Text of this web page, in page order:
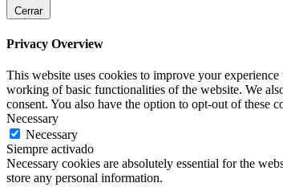
Cerrar
Privacy Overview
This website uses cookies to improve your
working of basic functionalities of the website. We
consent. You also have the option to opt-out of these
Necessary
Necessary
Siempre activado
Necessary cookies are absolutely essential for the
store any personal information.